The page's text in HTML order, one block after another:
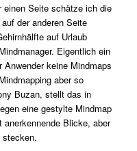
Seite schätze ich die
der anderen Seite
auf Urlaub
Eigentlich ein
Anwender keine Mindmaps
aber so
Buzan, stellt das in
eine gestylte Mindmap
Blicke, aber